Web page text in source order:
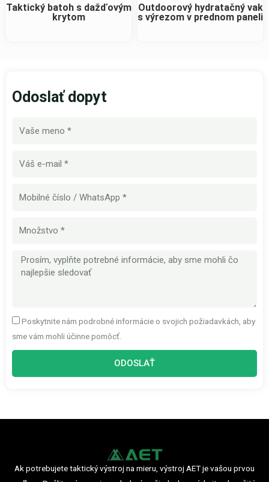
Taktický batoh s dažďovým
krytom
Outdoorový hydratačný vak
s výrezom v prednom paneli
Odoslať dopyt
Správa
Poskytnite nám podrobné informácie o svojich požiadavkách, aby
sme vám mohli účinne pomôcť.
ODOSLAŤ
Ak potrebujete taktický výstroj na mieru, výstroj AET je vašou prvou